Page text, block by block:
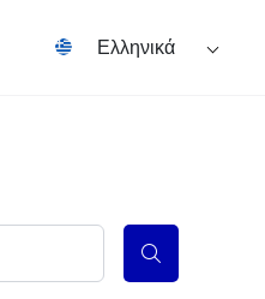
Ελληνικά